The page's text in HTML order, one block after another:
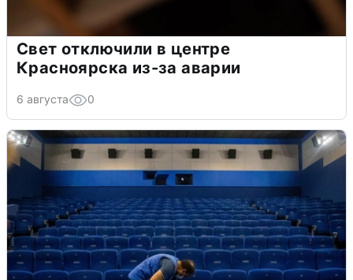
Свет отключили в центре
Красноярска из-за аварии
6 августа 0